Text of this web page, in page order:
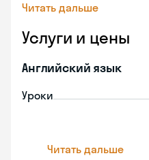
Читать дальше
Услуги и цены
Английский язык
Уроки
Читать дальше